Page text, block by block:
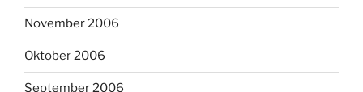
November 2006
Oktober 2006
September 2006